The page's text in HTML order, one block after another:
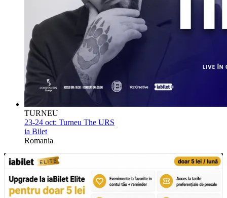
TURNEU
23-24 oct: Turneu The URS
ia Bilet
Romania